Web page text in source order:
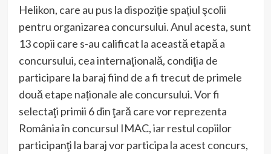
Helikon, care au pus la dispoziţie spaţiul şcolii
pentru organizarea concursului. Anul acesta, sunt
13 copii care s-au calificat la această etapă a
concursului, cea internaţională, condiţia de
participare la baraj fiind de a fi trecut de primele
două etape naționale ale concursului. Vor fi
selectaţi primii 6 din ţară care vor reprezenta
România în concursul IMAC, iar restul copiilor
participanţi la baraj vor participa la acest concurs,